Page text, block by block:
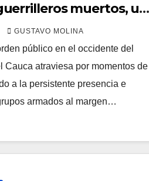
muertos, un
civil heridos
GUSTAVO MOLINA
público en el occidente del
Cauca atraviesa por momentos de
a la persistente presencia e
armados al margen…